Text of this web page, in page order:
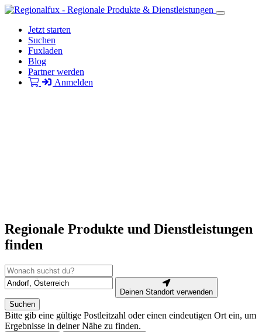
Jetzt starten
Suchen
Fuxladen
Blog
Partner werden
Anmelden
Regionale Produkte und Dienstleistungen
finden
Deinen Standort verwenden
Suchen
Bitte gib eine gültige Postleitzahl oder einen eindeutigen Ort ein, um
Ergebnisse in deiner Nähe zu finden.